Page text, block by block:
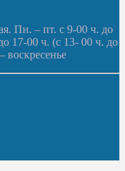
Пн. – пт. с 9-00 ч. до
17-00 ч. (с 13- 00 ч. до
воскресенье